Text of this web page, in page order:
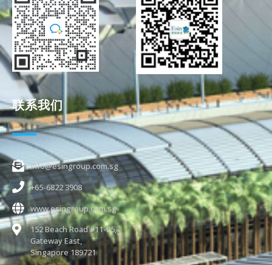
联系我们
info@esingroup.com.sg
+65-6822 3908
www.esingroup.com.sg
152 Beach Road #11-05,
Gateway East,
Singapore 189721